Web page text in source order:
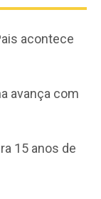
acontece
avança com
15 anos de